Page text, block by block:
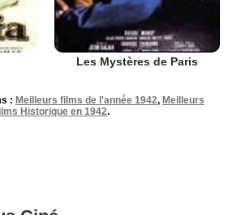
Les Mystères de Paris
: Meilleurs films de l'année 1942, Meilleurs
Historique en 1942.